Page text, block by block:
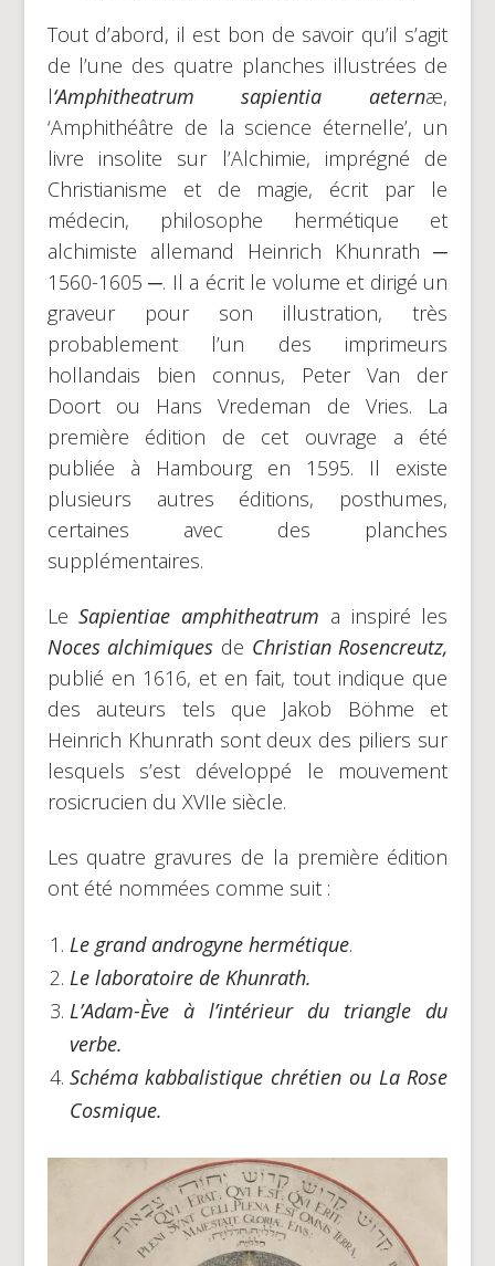
Tout d’abord, il est bon de savoir qu’il s’agit
de l’une des quatre planches illustrées de
l‘Amphitheatrum sapientia aeternæ,
‘Amphithéâtre de la science éternelle’, un
livre insolite sur l’Alchimie, imprégné de
Christianisme et de magie, écrit par le
médecin, philosophe hermétique et
alchimiste allemand Heinrich Khunrath ─
1560-1605 ─. Il a écrit le volume et dirigé un
graveur pour son illustration, très
probablement l’un des imprimeurs
hollandais bien connus, Peter Van der
Doort ou Hans Vredeman de Vries. La
première édition de cet ouvrage a été
publiée à Hambourg en 1595. Il existe
plusieurs autres éditions, posthumes,
certaines avec des planches
supplémentaires.
LeSapientiae amphitheatrum a inspiré les
Noces alchimiques de Christian Rosencreutz,
publié en 1616, et en fait, tout indique que
des auteurs tels que Jakob Böhme et
Heinrich Khunrath sont deux des piliers sur
lesquels s’est développé le mouvement
rosicrucien du XVIIe siècle.
Les quatre gravures de la première édition
ont été nommées comme suit :
Le grand androgyne hermétique.
Le laboratoire de Khunrath.
L’Adam-Ève à l’intérieur du triangle du
verbe.
Schéma kabbalistique chrétien ou La Rose
Cosmique.